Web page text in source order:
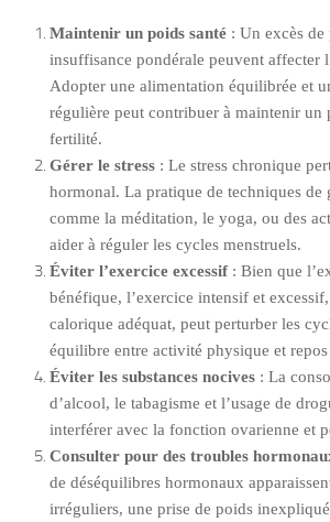
Maintenir un poids santé : Un excès
insuffisance pondérale peuvent affecter
Adopter une alimentation équilibrée et
régulière peut contribuer à maintenir un
fertilité.
Gérer le stress : Le stress chronique
hormonal. La pratique de techniques de
comme la méditation, le yoga, ou des
aider à réguler les cycles menstruels.
Éviter l’exercice excessif : Bien que
bénéfique, l’exercice intensif et
calorique adéquat, peut perturber les
équilibre entre activité physique et
Éviter les substances nocives : La
d’alcool, le tabagisme et l’usage de
interférer avec la fonction ovarienne et
Consulter pour des troubles
de déséquilibres hormonaux
irréguliers, une prise de poids